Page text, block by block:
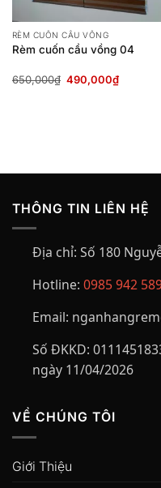
RÈM CUỐN CẦU VỒNG
Rèm cuốn cầu vồng 04
650,000₫ Giá
490,000₫Giá
hiện
THÔNG TIN LIÊN HỆ
Địa chỉ: Số 180
Hotline: 0985 942
Email:
Số ĐKKD:
ngày 11/04/2026
VỀ CHÚNG TÔI
Giới Thiệu